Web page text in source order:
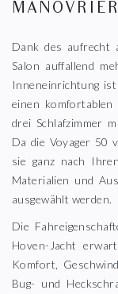
Dank des aufrecht
Salon auffallend
Inneneinrichtung
einen
drei Schlafzimmer
Da die Voyager 50
sie ganz nach
Materialien und
ausgewählt werden.
Die
Hoven-Jacht
Komfort,
Bug- und